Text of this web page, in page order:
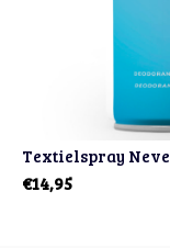
Textielspray Neve
€14,95